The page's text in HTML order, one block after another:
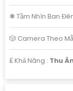
❃ Tầm Nhìn Ban
🎲 Camera Theo
️₤ Khả Năng : Thu